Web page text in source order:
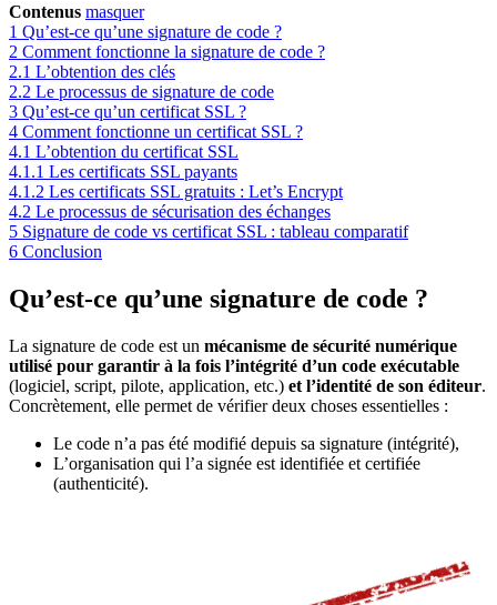
Contenus masquer
1 Qu’est-ce qu’une signature de code ?
2 Comment fonctionne la signature de code ?
2.1 L’obtention des clés
2.2 Le processus de signature de code
3 Qu’est-ce qu’un certificat SSL ?
4 Comment fonctionne un certificat SSL ?
4.1 L’obtention du certificat SSL
4.1.1 Les certificats SSL payants
4.1.2 Les certificats SSL gratuits : Let’s Encrypt
4.2 Le processus de sécurisation des échanges
5 Signature de code vs certificat SSL : tableau comparatif
6 Conclusion
Qu’est-ce qu’une signature de code ?
La signature de code est un mécanisme de sécurité numérique
utilisé pour garantir à la fois l’intégrité d’un code exécutable
(logiciel, script, pilote, application, etc.) et l’identité de son éditeur.
Concrètement, elle permet de vérifier deux choses essentielles :
Le code n’a pas été modifié depuis sa signature (intégrité),
L’organisation qui l’a signée est identifiée et certifiée
(authenticité).